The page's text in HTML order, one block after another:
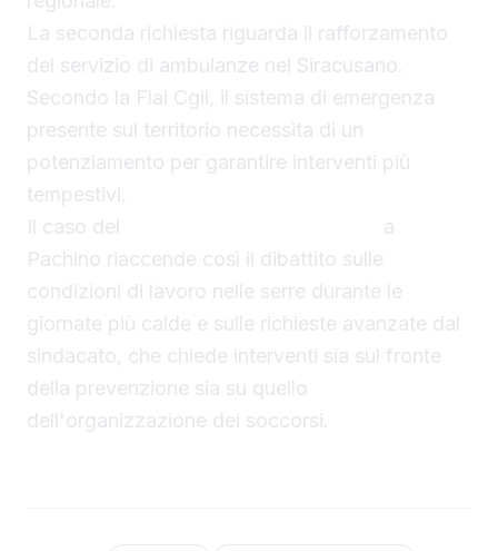
La seconda richiesta riguarda il rafforzamento
del servizio di ambulanze nel Siracusano.
Secondo la Flai Cgil, il sistema di emergenza
presente sul territorio necessita di un
potenziamento per garantire interventi più
tempestivi.
Il caso del
a
Pachino riaccende così il dibattito sulle
condizioni di lavoro nelle serre durante le
giornate più calde e sulle richieste avanzate dal
sindacato, che chiede interventi sia sul fronte
della prevenzione sia su quello
dell'organizzazione dei soccorsi.